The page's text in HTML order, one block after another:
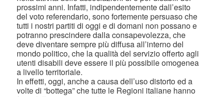
prossimi anni. Infatti, indipendentemente dall’esito
del voto referendario, sono fortemente persuaso che
tutti i nostri partiti di oggi e di domani non possano e
potranno prescindere dalla consapevolezza, che
deve diventare sempre più diffusa all’interno del
mondo politico, che la qualità del servizio offerto agli
utenti disabili deve essere il più possibile omogenea
a livello territoriale.
In effetti, oggi, anche a causa dell’uso distorto ed a
volte di “bottega” che tutte le Regioni italiane hanno